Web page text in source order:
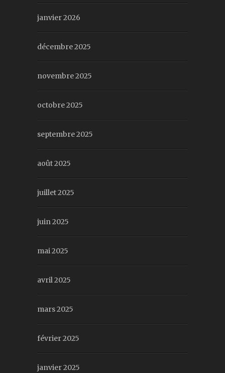
janvier 2026
décembre 2025
novembre 2025
octobre 2025
septembre 2025
août 2025
juillet 2025
juin 2025
mai 2025
avril 2025
mars 2025
février 2025
janvier 2025